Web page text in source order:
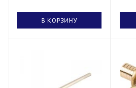
В КОРЗИНУ